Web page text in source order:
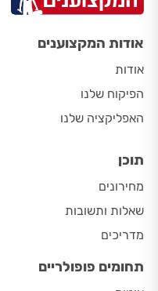
אודות המקצוענים
אודות
הפיקוח שלנו
האפליקציה שלנו
תוכן
מחירונים
שאלות ותשובות
מדריכים
תחומים פופולריים